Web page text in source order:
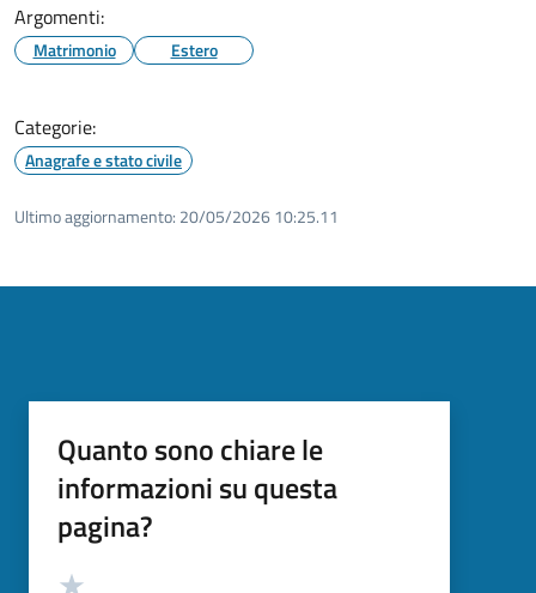
Argomenti:
Matrimonio Estero
Categorie:
Anagrafe e stato civile
Ultimo aggiornamento: 20/05/2026 10:25.11
Quanto sono chiare le
informazioni su questa
pagina?
Valutazione